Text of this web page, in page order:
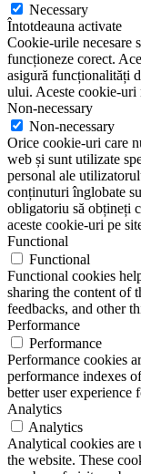
Necessary
Întotdeauna activate
Cookie-urile necesare
funcționeze corect.
asigură funcționalități
ului. Aceste cookie-uri
Non-necessary
Non-necessary
Orice cookie-uri care
web și sunt utilizate
personal ale
conținuturi înglobate
obligatoriu să obțineți
aceste cookie-uri pe
Functional
Functional
Functional cookies
sharing the content of
feedbacks, and other
Performance
Performance
Performance cookies
performance indexes
better user experience
Analytics
Analytics
Analytical cookies are
the website. These